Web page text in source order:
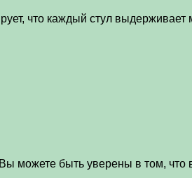
что каждый стул
можете быть уверены в том, что